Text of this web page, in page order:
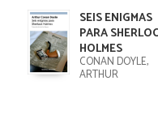
SEIS ENIGMAS
PARA
HOLMES
CONAN DOYLE,
ARTHUR